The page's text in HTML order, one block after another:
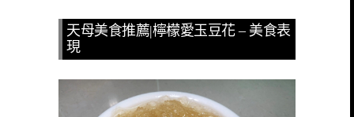
天母美食推薦|檸檬愛玉豆花 – 美食表
現